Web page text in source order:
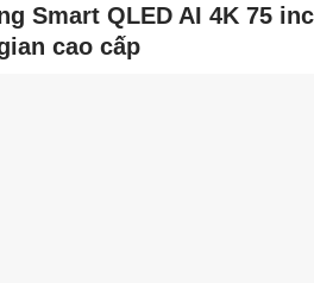
Smart QLED AI 4K 75
cao cấp